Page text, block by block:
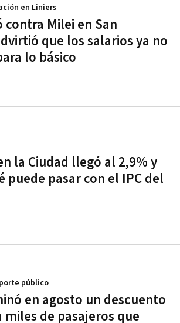
Milei en San
que los salarios ya no
lo básico
en Liniers
la Ciudad llegó al 2,9% y
puede pasar con el IPC del
en agosto un descuento
miles de pasajeros que
público